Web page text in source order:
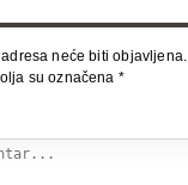
neće biti objavljena.
su označena *